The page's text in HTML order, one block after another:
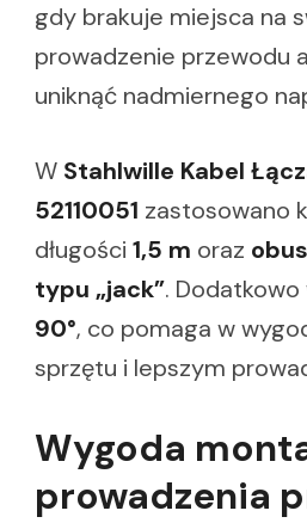
gdy brakuje miejsca na
prowadzenie przewodu
uniknąć nadmiernego
W Stahlwille Kabel
52110051 zastosowano
długości 1,5 m oraz
typu „jack”.
90°, co pomaga w
sprzętu i lepszym
Wygoda
prowadzenia